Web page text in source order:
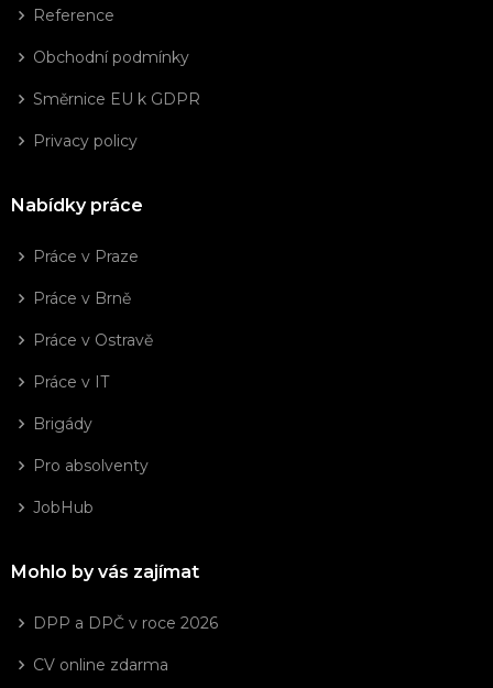
Reference
Obchodní podmínky
Směrnice EU k GDPR
Privacy policy
Nabídky práce
Práce v Praze
Práce v Brně
Práce v Ostravě
Práce v IT
Brigády
Pro absolventy
JobHub
Mohlo by vás zajímat
DPP a DPČ v roce 2026
CV online zdarma